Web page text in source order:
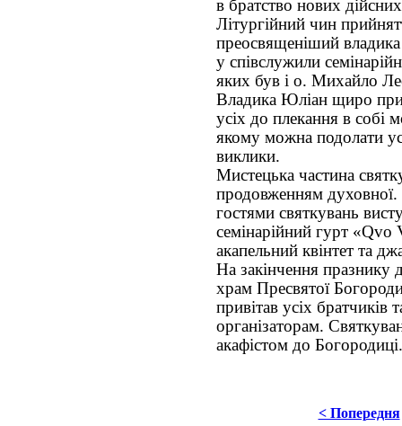
в братство нових
Літургійний чин
преосвященіший
у співслужили
яких був і о. Михайло
Владика Юліан щиро
усіх до плекання в собі
якому можна подолати
виклики.
Мистецька частина
продовженням духовної.
гостями святкувань
семінарійний гурт «Qvo
акапельний квінтет та
На закінчення празнику
храм Пресвятої
привітав усіх братчиків
організаторам.
акафістом до Богородиці.
< Попередня